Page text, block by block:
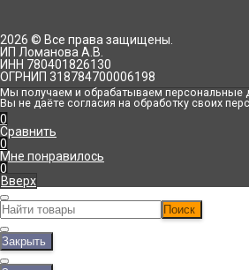
2026 © Все права защищены.
ИП Ломанова А.В.
ИНН 780401826130
ОГРНИП 318784700006198
Мы получаем и обрабатываем персональные
Вы не даёте согласия на обработку своих
0
Сравнить
0
Мне понравилось
0
Вверх
Поиск
Закрыть